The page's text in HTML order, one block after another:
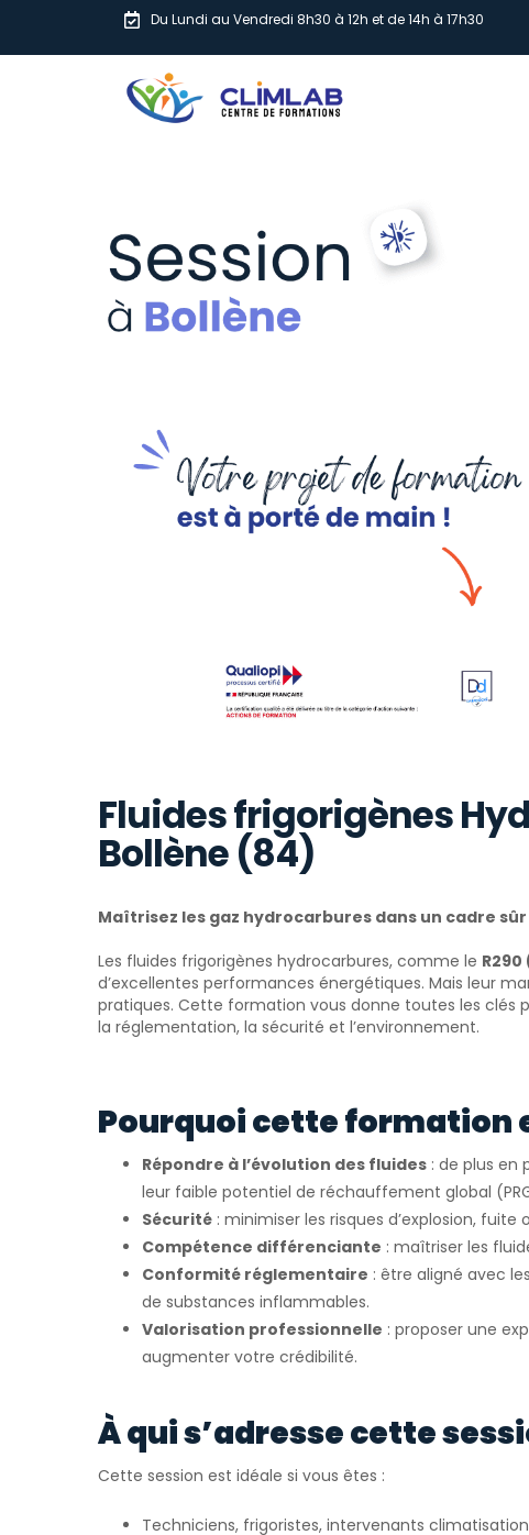
Du Lundi au Vendredi 8h30 à 12h et de 14h à 17h30
Fluides frigorigènes
Bollène (84)
Maîtrisez les gaz hydrocarbures dans un cadre
Les fluides frigorigènes hydrocarbures, comme le
d’excellentes performances énergétiques. Mais leur
pratiques. Cette formation vous donne toutes les clés
la réglementation, la sécurité et l’environnement.
Pourquoi cette formation
Répondre à l’évolution des fluides : de plus en
leur faible potentiel de réchauffement global
Sécurité : minimiser les risques d’explosion, fuite
Compétence différenciante : maîtriser les
Conformité réglementaire : être aligné avec
de substances inflammables.
Valorisation professionnelle : proposer une
augmenter votre crédibilité.
À qui s’adresse cette
Cette session est idéale si vous êtes :
Techniciens, frigoristes, intervenants climatisation